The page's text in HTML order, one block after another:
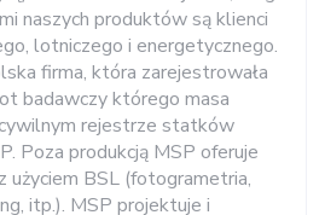
naszych produktów są klienci
lotniczego i energetycznego.
firma, która zarejestrowała
badawczy którego masa
rejestrze statków
Poza produkcją MSP oferuje
użyciem BSL (fotogrametria,
itp.). MSP projektuje i